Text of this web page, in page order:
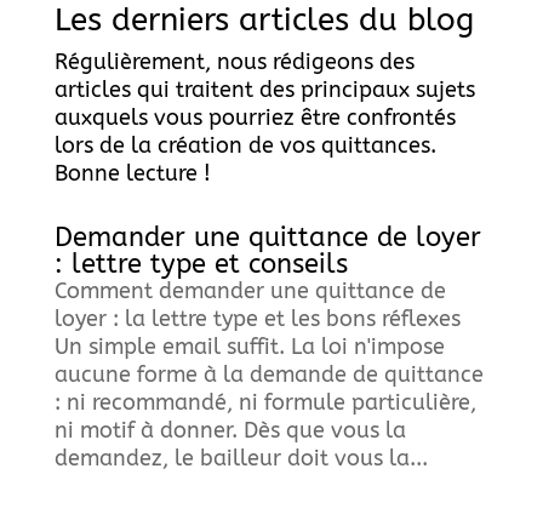
Les derniers articles du blog
Régulièrement, nous rédigeons des
articles qui traitent des principaux sujets
auxquels vous pourriez être confrontés
lors de la création de vos quittances.
Bonne lecture !
Demander une quittance de loyer
: lettre type et conseils
Comment demander une quittance de
loyer : la lettre type et les bons réflexes
Un simple email suffit. La loi n'impose
aucune forme à la demande de quittance
: ni recommandé, ni formule particulière,
ni motif à donner. Dès que vous la
demandez, le bailleur doit vous la...